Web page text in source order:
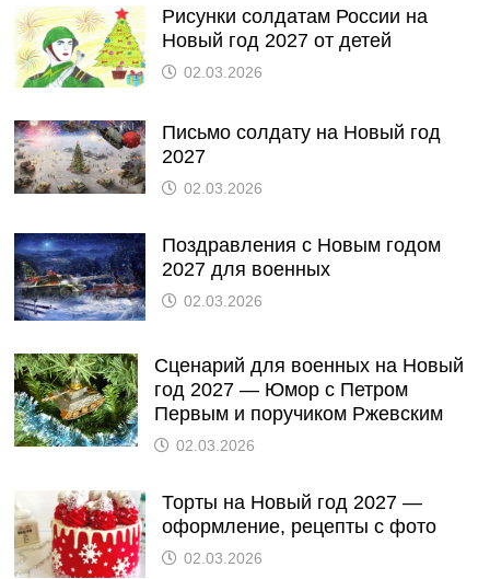
Рисунки солдатам России на
Новый год 2027 от детей
02.03.2026
Письмо солдату на Новый год
2027
02.03.2026
Поздравления с Новым годом
2027 для военных
02.03.2026
Сценарий для военных на Новый
год 2027 — Юмор с Петром
Первым и поручиком Ржевским
02.03.2026
Торты на Новый год 2027 —
оформление, рецепты с фото
02.03.2026